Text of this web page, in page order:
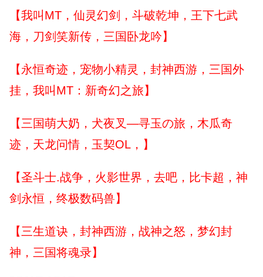
【我叫MT，仙灵幻剑，斗破乾坤，王下七武
海，刀剑笑新传，三国卧龙吟】
【永恒奇迹，宠物小精灵，封神西游，三国外
挂，我叫MT：新奇幻之旅】
【三国萌大奶，犬夜叉—寻玉の旅，木瓜奇
迹，天龙问情，玉契OL，】
【圣斗士.战争，火影世界，去吧，比卡超，神
剑永恒，终极数码兽】
【三生道诀，封神西游，战神之怒，梦幻封
神，三国将魂录】